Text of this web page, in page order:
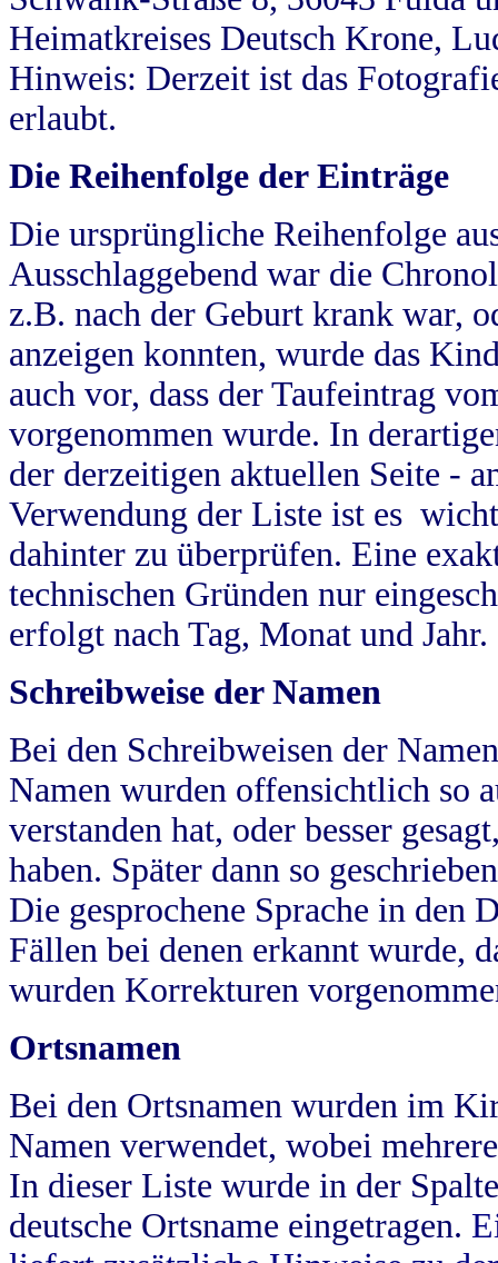
Heimatkreises Deutsch Krone,
Hinweis: Derzeit ist das
erlaubt.
Die Reihenfolge der Einträge
Die ursprüngliche Reihenfolge
Ausschlaggebend war die
z.B. nach der Geburt krank war,
anzeigen konnten, wurde das
auch vor, dass der Taufeintrag
vorgenommen wurde. In
der derzeitigen aktuellen Seite -
Verwendung der Liste ist es
dahinter zu überprüfen. Eine
technischen Gründen nur
erfolgt nach Tag, Monat und Jahr.
Schreibweise der Namen
Bei den Schreibweisen der
Namen wurden offensichtlich so
verstanden hat, oder besser
haben. Später dann so
Die gesprochene Sprache in
Fällen bei denen erkannt wurde,
wurden Korrekturen
Ortsnamen
Bei den Ortsnamen wurden im
Namen verwendet, wobei
In dieser Liste wurde in der
deutsche Ortsname eingetragen.